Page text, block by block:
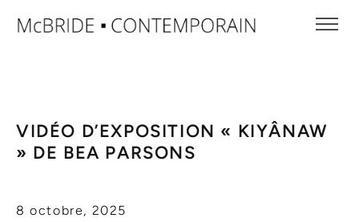
VIDÉO D’EXPOSITION « KIYÂNAW
» DE BEA PARSONS
8 octobre, 2025